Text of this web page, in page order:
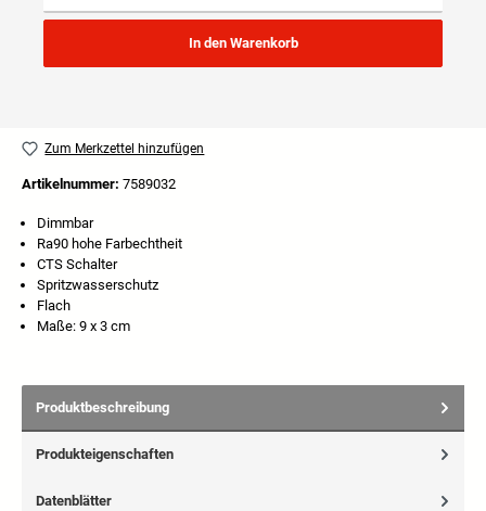
In den Warenkorb
Zum Merkzettel hinzufügen
Artikelnummer: 7589032
Dimmbar
Ra90 hohe Farbechtheit
CTS Schalter
Spritzwasserschutz
Flach
Maße: 9 x 3 cm
Produktbeschreibung
Produkteigenschaften
Datenblätter